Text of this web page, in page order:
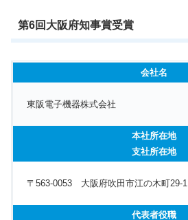
第6回大阪府知事賞受賞
会社名
東阪電子機器株式会社
本社所在地
支社所在地
〒563-0053 大阪府吹田市江の木町29-1
代表者役職